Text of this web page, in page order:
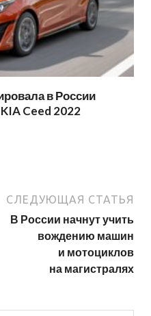
в России
Ceed 2022
СЛЕДУЮЩАЯ СТАТЬЯ
В России начнут учить
вождению машин
и мотоциклов
на магистралях